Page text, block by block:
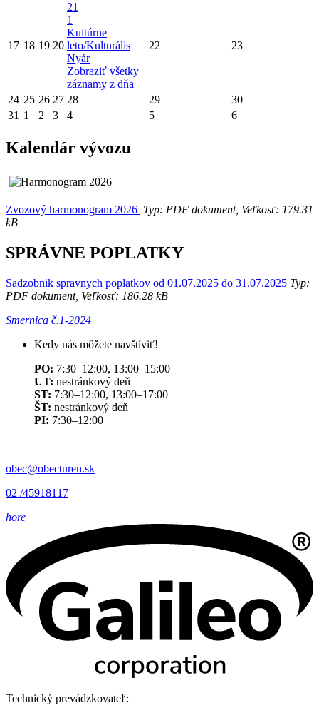
17 18 19 20
21
1
Kultúrne
leto/Kulturális
Nyár
Zobraziť všetky
záznamy z dňa
22 23
24 25 26 27 28 29
30
31 1 2 3 4 5 6
Kalendár vývozu
Zvozový harmonogram 2026 Typ: PDF dokument, Veľkosť: 179.31
kB
SPRÁVNE POPLATKY
Sadzobnik spravnych poplatkov od 01.07.2025 do 31.07.2025 Typ:
PDF dokument, Veľkosť: 186.28 kB
Smernica č.1-2024
Kedy nás môžete navštíviť!
PO: 7:30–12:00, 13:00–15:00
UT: nestránkový deň
ST: 7:30–12:00, 13:00–17:00
ŠT: nestránkový deň
PI: 7:30–12:00
obec@obecturen.sk
02 /45918117
hore
Technický prevádzkovateľ: